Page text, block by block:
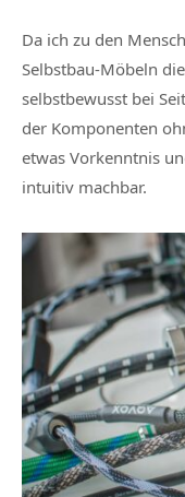
Da ich zu den
Selbstbau-Möbeln
selbstbewusst bei
der Komponenten
etwas Vorkenntnis
intuitiv machbar.